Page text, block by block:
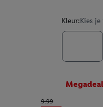
Kleur:Kies
Megadeal
9.99